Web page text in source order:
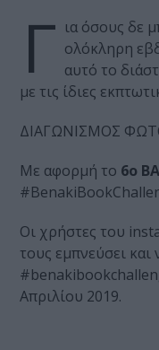
Γ ια όσους δε
ολόκληρη
αυτό το
με τις ίδιες
ΔΙΑΓΩΝΙΣΜΟΣ
Με αφορμή το 6ο
Οι χρήστες του
τους εμπνεύσει
Απριλίου 2019.